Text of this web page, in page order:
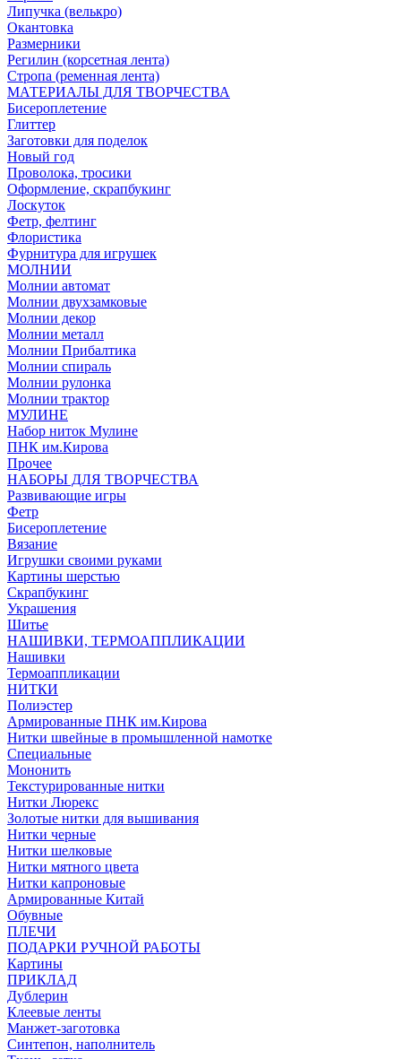
Липучка (велькро)
Окантовка
Размерники
Регилин (корсетная лента)
Стропа (ременная лента)
МАТЕРИАЛЫ ДЛЯ ТВОРЧЕСТВА
Бисероплетение
Глиттер
Заготовки для поделок
Новый год
Проволока, тросики
Оформление, скрапбукинг
Лоскуток
Фетр, фелтинг
Флористика
Фурнитура для игрушек
МОЛНИИ
Молнии автомат
Молнии двухзамковые
Молнии декор
Молнии металл
Молнии Прибалтика
Молнии спираль
Молнии рулонка
Молнии трактор
МУЛИНЕ
Набор ниток Мулине
ПНК им.Кирова
Прочее
НАБОРЫ ДЛЯ ТВОРЧЕСТВА
Развивающие игры
Фетр
Бисероплетение
Вязание
Игрушки своими руками
Картины шерстью
Скрапбукинг
Украшения
Шитье
НАШИВКИ, ТЕРМОАППЛИКАЦИИ
Нашивки
Термоаппликации
НИТКИ
Полиэстер
Армированные ПНК им.Кирова
Нитки швейные в промышленной намотке
Специальные
Мононить
Текстурированные нитки
Нитки Люрекс
Золотые нитки для вышивания
Нитки черные
Нитки шелковые
Нитки мятного цвета
Нитки капроновые
Армированные Китай
Обувные
ПЛЕЧИ
ПОДАРКИ РУЧНОЙ РАБОТЫ
Картины
ПРИКЛАД
Дублерин
Клеевые ленты
Манжет-заготовка
Синтепон, наполнитель